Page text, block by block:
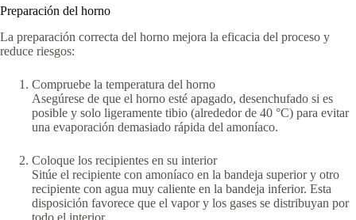
Preparación del horno
La preparación correcta del horno mejora la eficacia del proceso y
reduce riesgos:
Compruebe la temperatura del horno
Asegúrese de que el horno esté apagado, desenchufado si es
posible y solo ligeramente tibio (alrededor de 40 °C) para evitar
una evaporación demasiado rápida del amoníaco.
Coloque los recipientes en su interior
Sitúe el recipiente con amoníaco en la bandeja superior y otro
recipiente con agua muy caliente en la bandeja inferior. Esta
disposición favorece que el vapor y los gases se distribuyan por
todo el interior.